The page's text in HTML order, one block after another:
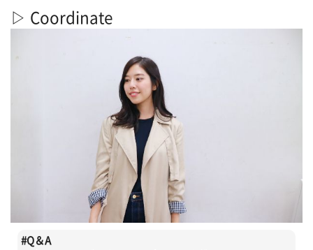
▷ Coordinate
#Q＆A